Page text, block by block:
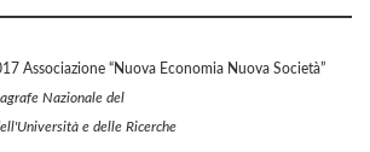
Associazione “Nuova Economia Nuova Società”
Nazionale del
e delle Ricerche